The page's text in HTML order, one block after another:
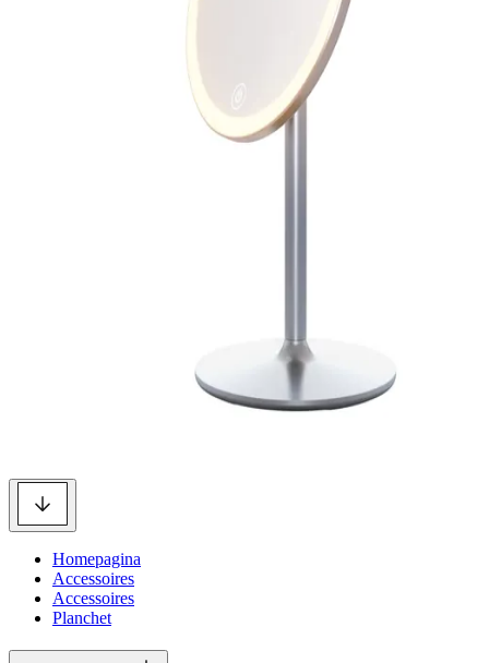
Homepagina
Accessoires
Accessoires
Planchet